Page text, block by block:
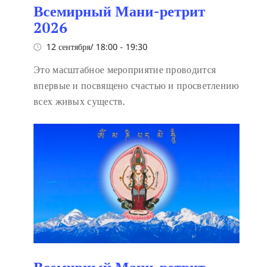
Всемирный Мани-ретрит
2026
12 сентября/ 18:00 - 19:30
Это масштабное мероприятие проводится
впервые и посвящено счастью и просветлению
всех живых существ.